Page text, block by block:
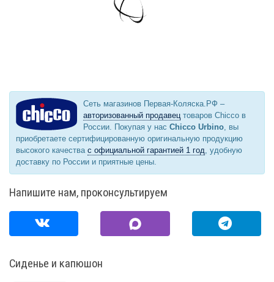
Сеть магазинов Первая-Коляска.РФ –
авторизованный продавец товаров Chicco в
России. Покупая у нас Chicco Urbino , вы
приобретаете сертифицированную оригинальную продукцию
высокого качества с официальной гарантией 1 год , удобную
доставку по России и приятные цены.
Напишите нам, проконсультируем
Сиденье и капюшон